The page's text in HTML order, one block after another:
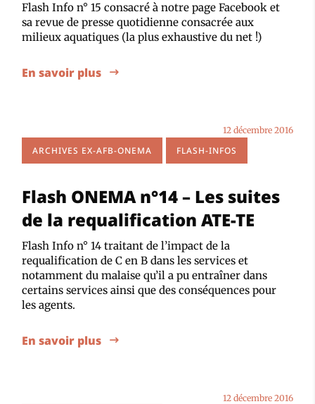
Flash Info n° 15 consacré à notre page Facebook et
sa revue de presse quotidienne consacrée aux
milieux aquatiques (la plus exhaustive du net !)
En savoir plus
ARCHIVES EX-AFB-ONEMA FLASH-INFOS
12 décembre 2016
Flash ONEMA n°14 – Les suites
de la requalification ATE-TE
Flash Info n° 14 traitant de l’impact de la
requalification de C en B dans les services et
notamment du malaise qu’il a pu entraîner dans
certains services ainsi que des conséquences pour
les agents.
En savoir plus
12 décembre 2016